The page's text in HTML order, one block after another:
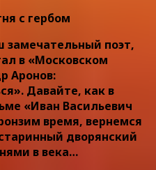
с гербом
замечательный поэт,
в «Московском
Аронов:
Давайте, как в
«Иван Васильевич
время, вернемся
дворянский
в века…